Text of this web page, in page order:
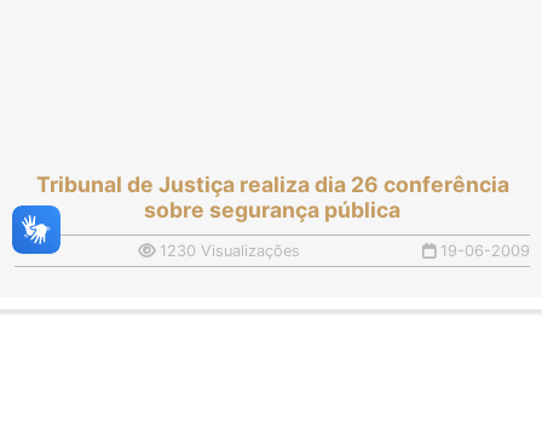
Tribunal de Justiça realiza dia 26 conferência
sobre segurança pública
1230 Visualizações 19-06-2009